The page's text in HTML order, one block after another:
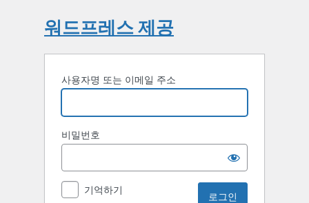
워드프레스 제공
사용자명 또는 이메일 주소
비밀번호
기억하기